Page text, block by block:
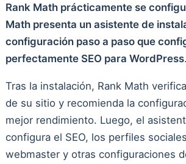
Rank Math prácticamente se
Math presenta un asistente de
configuración paso a paso que
perfectamente SEO para WordPress.
Tras la instalación, Rank Math
de su sitio y recomienda la
mejor rendimiento. Luego, el
configura el SEO, los perfiles
webmaster y otras configuraciones